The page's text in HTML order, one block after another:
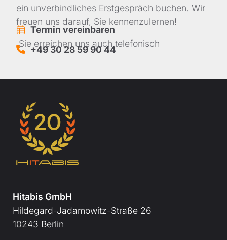
ein unverbindliches Erstgespräch buchen. Wir
freuen uns darauf, Sie kennenzulernen!
Termin vereinbaren
Sie erreichen uns auch telefonisch
+49 30 28 59 90 44
Hitabis GmbH
Hildegard-Jadamowitz-Straße 26
10243 Berlin